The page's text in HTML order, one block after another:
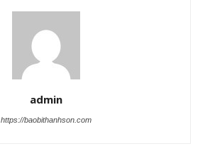
admin
https://baobithanhson.com